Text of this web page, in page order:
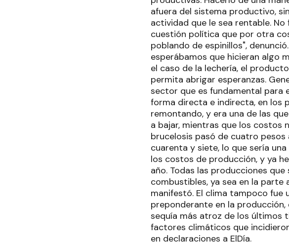
afuera del sistema productivo,
actividad que le sea rentable.
cuestión política que por otra
poblando de espinillos",
esperábamos que hicieran algo
el caso de la lechería, el
permita abrigar esperanzas.
sector que es fundamental para
forma directa e indirecta, en los
remontando, y era una de las
a bajar, mientras que los costos
brucelosis pasó de cuatro
cuarenta y siete, lo que sería
los costos de producción, y ya
año. Todas las producciones
combustibles, ya sea en la parte
manifestó. El clima tampoco fue
preponderante en la
sequía más atroz de los últimos
factores climáticos que
en declaraciones a ElDía.